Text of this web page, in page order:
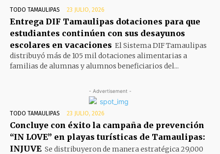
TODO TAMAULIPAS 23 JULIO, 2026
Entrega DIF Tamaulipas dotaciones para que
estudiantes continúen con sus desayunos
escolares en vacaciones El Sistema DIF Tamaulipas
distribuyó más de 105 mil dotaciones alimentarias a
familias de alumnas y alumnos beneficiarios del...
- Advertisement -
TODO TAMAULIPAS 23 JULIO, 2026
Concluye con éxito la campaña de prevención
“IN LOVE” en playas turísticas de Tamaulipas:
INJUVE Se distribuyeron de manera estratégica 29,000